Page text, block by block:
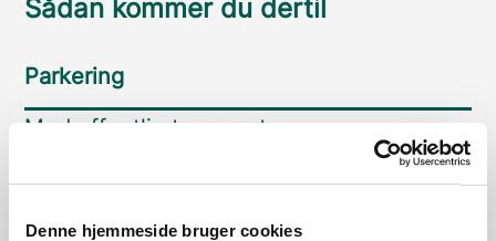
Denne hjemmeside bruger cookies
Sådan kommer du dertil
Parkering
Med offentlig transport